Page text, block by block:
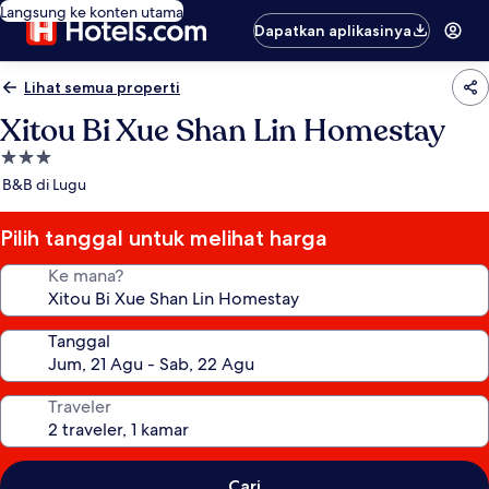
Langsung ke konten utama
Dapatkan aplikasinya
Lihat semua properti
Xitou Bi Xue Shan Lin Homestay
Properti
bintang
B&B di Lugu
Pilih tanggal untuk melihat harga
Ke mana?
Tanggal
Traveler